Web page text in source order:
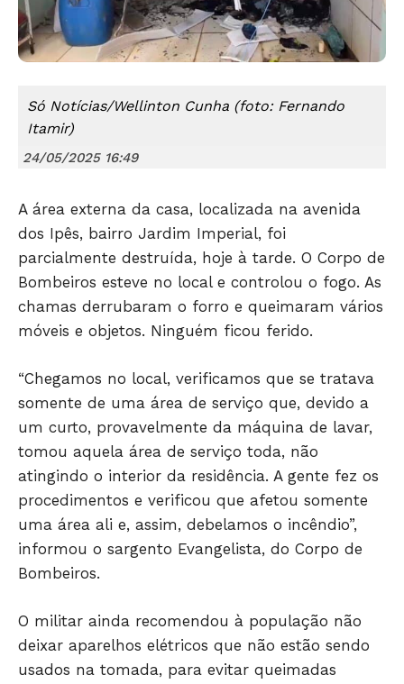
Só Notícias/Wellinton Cunha (foto: Fernando
Itamir)
24/05/2025 16:49
A área externa da casa, localizada na avenida
dos Ipês, bairro Jardim Imperial, foi
parcialmente destruída, hoje à tarde. O Corpo de
Bombeiros esteve no local e controlou o fogo. As
chamas derrubaram o forro e queimaram vários
móveis e objetos. Ninguém ficou ferido.
“Chegamos no local, verificamos que se tratava
somente de uma área de serviço que, devido a
um curto, provavelmente da máquina de lavar,
tomou aquela área de serviço toda, não
atingindo o interior da residência. A gente fez os
procedimentos e verificou que afetou somente
uma área ali e, assim, debelamos o incêndio”,
informou o sargento Evangelista, do Corpo de
Bombeiros.
O militar ainda recomendou à população não
deixar aparelhos elétricos que não estão sendo
usados na tomada, para evitar queimadas